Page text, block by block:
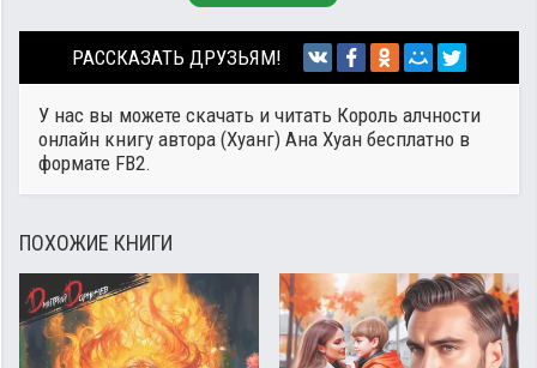
РАССКАЗАТЬ ДРУЗЬЯМ!
У нас вы можете скачать и читать Король алчности
онлайн книгу автора (Хуанг) Ана Хуан бесплатно в
формате FB2.
ПОХОЖИЕ КНИГИ